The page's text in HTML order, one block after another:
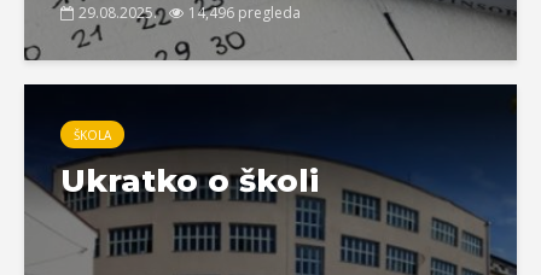
29.08.2025. 14,496 pregleda
ŠKOLA
Ukratko o školi